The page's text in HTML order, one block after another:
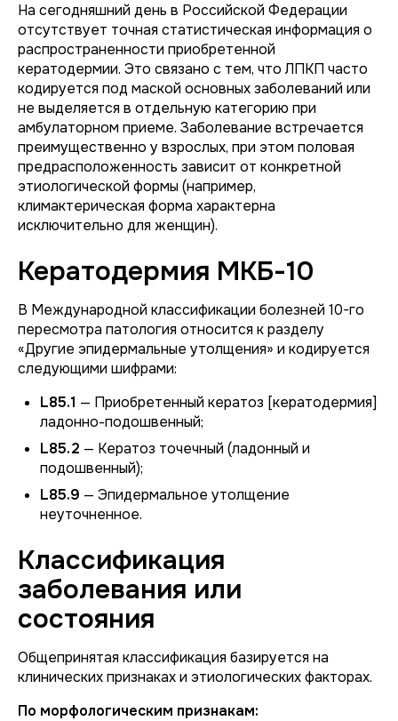
На сегодняшний день в Российской Федерации
отсутствует точная статистическая информация о
распространенности приобретенной
кератодермии. Это связано с тем, что ЛПКП часто
кодируется под маской основных заболеваний или
не выделяется в отдельную категорию при
амбулаторном приеме. Заболевание встречается
преимущественно у взрослых, при этом половая
предрасположенность зависит от конкретной
этиологической формы (например,
климактерическая форма характерна
исключительно для женщин).
Кератодермия МКБ-10
В Международной классификации болезней 10-го
пересмотра патология относится к разделу
«Другие эпидермальные утолщения» и кодируется
следующими шифрами:
L85.1 — Приобретенный кератоз [кератодермия]
ладонно-подошвенный;
L85.2 — Кератоз точечный (ладонный и
подошвенный);
L85.9 — Эпидермальное утолщение
неуточненное.
Классификация
заболевания или
состояния
Общепринятая классификация базируется на
клинических признаках и этиологических факторах.
По морфологическим признакам: